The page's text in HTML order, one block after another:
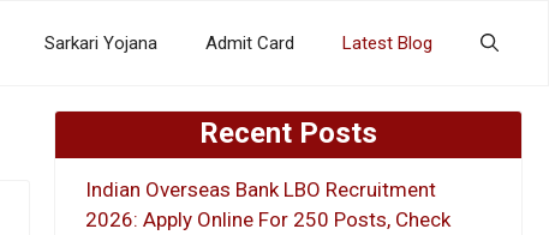
Sarkari Yojana Admit Card Latest Blog
Recent Posts
Indian Overseas Bank LBO Recruitment
2026: Apply Online For 250 Posts, Check